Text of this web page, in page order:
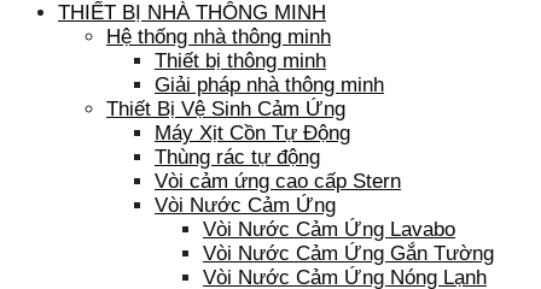
THIẾT BỊ NHÀ THÔNG MINH
Hệ thống nhà thông minh
Thiết bị thông minh
Giải pháp nhà thông minh
Thiết Bị Vệ Sinh Cảm Ứng
Máy Xịt Cồn Tự Động
Thùng rác tự động
Vòi cảm ứng cao cấp Stern
Vòi Nước Cảm Ứng
Vòi Nước Cảm Ứng Lavabo
Vòi Nước Cảm Ứng Gắn Tường
Vòi Nước Cảm Ứng Nóng Lạnh